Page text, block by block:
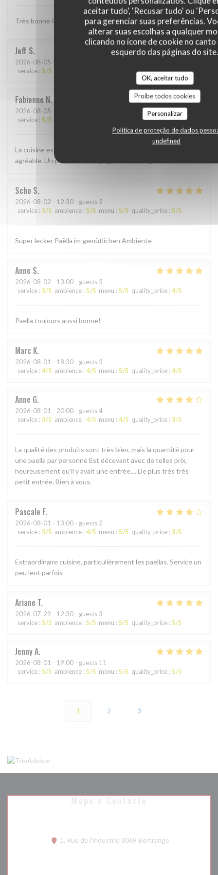
aceitar tudo', 'Recusar tudo' ou
para gerenciar suas preferências.
alterar suas escolhas a qualquer
clicando no ícone de cookie no
esquerdo das páginas do site.
OK, aceitar tudo
Proíbe todos cookies
Personalizar
Política de proteção de dados
undefined
Très bonne Paella, quantité un peu petite . . .
Jeff S
2026-08-05 - 19:00 - guests 4
service : 5/5 quality_price:4/5
Fabienne N
2026-08-05 - 19:30 - guests 2
service : 5/5 quality_price:5/5
La cuisine est excellente et le personnel très sympathique et
agréable. Un petit bout d’Espagne à Bertrange
Scho S
2026-08-02 - 12:30 - guests 3
service : 5/5 ambience : 5/5 menu : 5/5 quality_price : 5/5
Super lecker Paëlla im gemütlichen Ambiente
Anne S
2026-08-02 - 13:00 - guests 3
service : 5/5 ambience : 5/5 menu : 5/5 quality_price : 4/5
Paella toujours aussi bonne!
Marc K
2026-08-01 - 18:30 - guests 3
service : 4/5 ambience : 4/5 menu : 5/5 quality_price : 4/5
Anne G
2026-08-01 - 20:00 - guests 4
service : 3/5 ambience : 4/5 menu : 4/5 quality_price : 3/5
La qualité des produits sont très bien, mais la quantité pour
une paella par personne Est décevant avec de telles prix,
heureusement qu'il y avait une entrée.... De plus très très
petit entrée. Bien à vous.
Pascale F
2026-08-01 - 13:00 - guests 2
service : 3/5 ambience : 4/5 menu : 5/5 quality_price : 3/5
Extraordinaire cuisine, particulièrement les paellas. Service un
peu lent parfois
Ariane T
2026-07-29 - 12:30 - guests 3
service : 5/5 ambience : 5/5 menu : 5/5 quality_price : 5/5
JennyA
2026-08-01 - 19:00 - guests 11
service : 5/5 ambience : 5/5 menu : 5/5 quality_price : 5/5
1 2 3
Mapa e Contacto
1, Rue de l'industrie 8069 Bertrange